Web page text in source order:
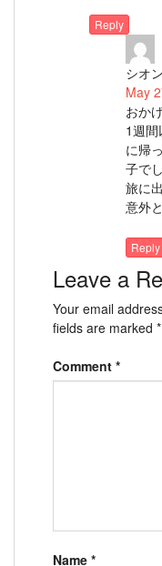
Reply
シオン
May
おか
1週
に帰
子で
旅に
意外
Reply
Leave a
Your email
fields are marked *
Comment *
Name *